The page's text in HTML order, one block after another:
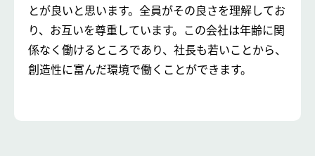
とが良いと思います。全員がその良さを理解してお
り、お互いを尊重しています。この会社は年齢に関
係なく働けるところであり、社長も若いことから、
創造性に富んだ環境で働くことができます。